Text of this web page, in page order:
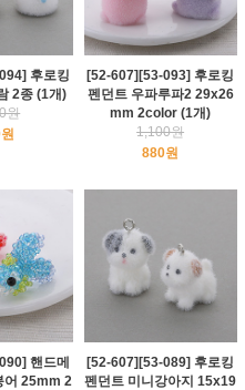
후로킹
2종 (1개)
원
[52-607][53-093] 후로킹
펜던트 우파루파2 29x26
mm 2color (1개)
1,100원
880원
핸드메
어 25mm 2
[52-607][53-089] 후로킹
펜던트 미니강아지 15x19